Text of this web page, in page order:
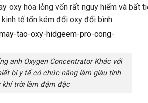
oxy hóa lỏng vốn rất nguy hiểm và
tế tốn kém đổi oxy đổi bình.
anh Oxygen Concentrator Khác với
bị y tế có chức năng làm giàu tinh
khí trời làm đậm đặc